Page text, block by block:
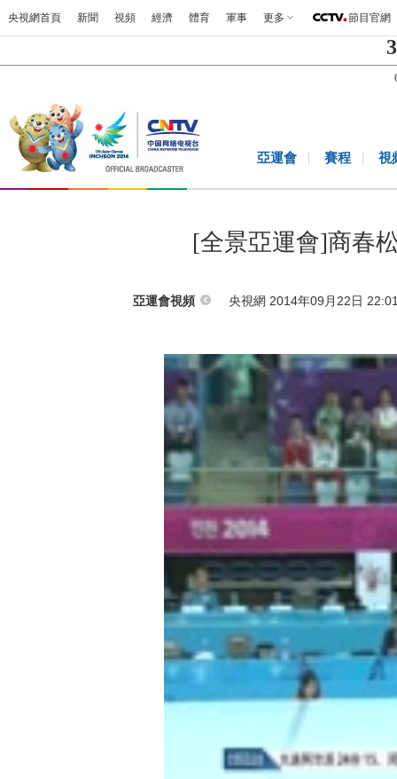
央視網首頁 新聞 視頻 經濟 體育 軍事 更多 節目官網
亞運會 賽程 視
[全景亞運會]商春
亞運會視頻 央視網 2014年09月22日